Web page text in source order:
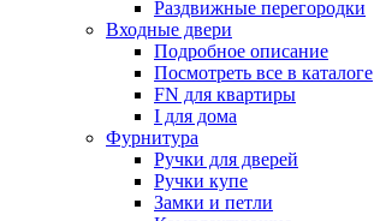
Раздвижные перегородки
Входные двери
Подробное описание
Посмотреть все в каталоге
FN для квартиры
I для дома
Фурнитура
Ручки для дверей
Ручки купе
Замки и петли